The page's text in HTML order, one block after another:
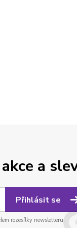
a
Přihlásit se
rozesílky newsletteru.